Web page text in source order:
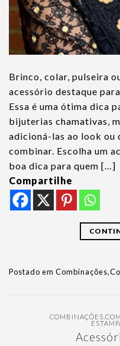
Brinco, colar, pulseira
acessório destaque
Essa é uma ótima dica
bijuterias chamativas,
adicioná-las ao look ou
combinar. Escolha um
boa dica para quem […]
Compartilhe
Postado em Combinações,
COMBINAÇÕES